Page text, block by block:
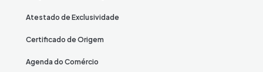
Atestado de Exclusividade
Certificado de Origem
Agenda do Comércio